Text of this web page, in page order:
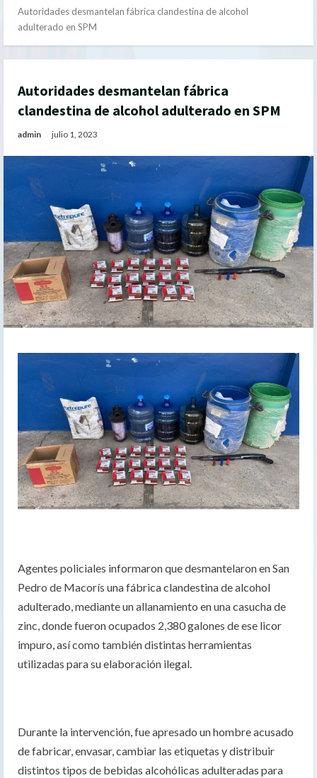
Autoridades desmantelan fábrica clandestina de alcohol
adulterado en SPM
Autoridades desmantelan fábrica
clandestina de alcohol adulterado en SPM
admin julio 1, 2023
Agentes policiales informaron que desmantelaron en San
Pedro de Macorís una fábrica clandestina de alcohol
adulterado, mediante un allanamiento en una casucha de
zinc, donde fueron ocupados 2,380 galones de ese licor
impuro, así como también distintas herramientas
utilizadas para su elaboración ilegal.
Durante la intervención, fue apresado un hombre acusado
de fabricar, envasar, cambiar las etiquetas y distribuir
distintos tipos de bebidas alcohólicas adulteradas para